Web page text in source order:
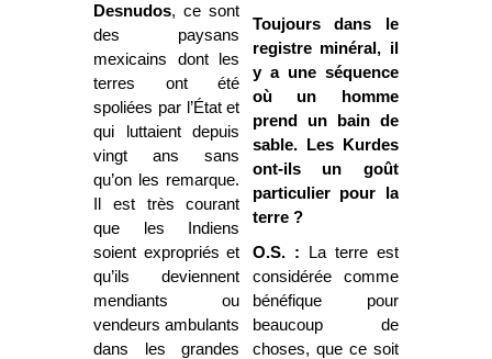
Desnudos, ce sont
des paysans
mexicains dont les
terres ont été
spoliées par l’État et
qui luttaient depuis
vingt ans sans
qu’on les remarque.
Il est très courant
que les Indiens
soient expropriés et
qu’ils deviennent
mendiants ou
vendeurs ambulants
dans les grandes
Toujours dans le
registre minéral, il
y a une séquence
où un homme
prend un bain de
sable. Les Kurdes
ont-ils un goût
particulier pour la
terre ?
O.S. : La terre est
considérée comme
bénéfique pour
beaucoup de
choses, que ce soit